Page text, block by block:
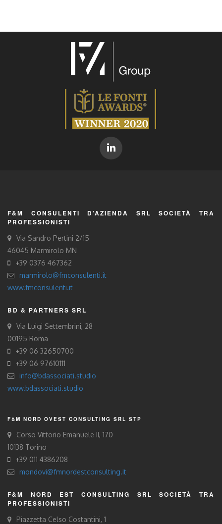
F&M CONSULENTI D’AZIENDA SRL SOCIETÀ TRA
PROFESSIONISTI
Via Sandro Pertini 2/15
46045 Marmirolo MN
+39 0376 467362
marmirolo@fmconsulenti.it
www.fmconsulenti.it
BD & PARTNERS SRL
Via Luigi Settembrini, 28
00195 Roma
+39 06 32650700
+39 06 97610111
info@bdassociati.studio
www.bdassociati.studio
F&M NORD OVEST CONSULTING SRL STP
Corso Vittorio Emanuele II, 170
10138 Torino
+39 011 4386208
mondovi@fmnordestconsulting.it
F&M NORD EST CONSULTING SRL SOCIETÀ TRA
PROFESSIONISTI
Piazzetta Celso Costantini, 1